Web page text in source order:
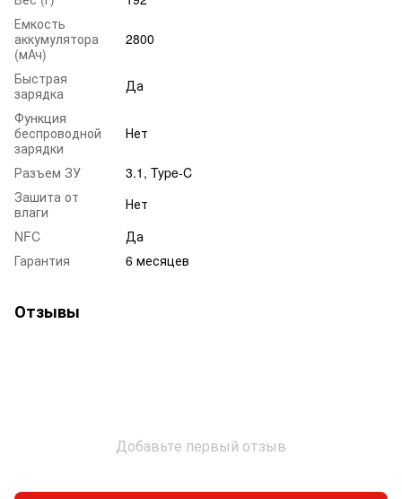
Емкость
аккумулятора
(мАч)
2800
Быстрая
зарядка
Да
Функция
беспроводной
зарядки
Нет
Разъем ЗУ
3.1, Type-C
Зашита от
влаги
Нет
NFC
Да
Гарантия
6 месяцев
Отзывы
Добавьте первый отзыв